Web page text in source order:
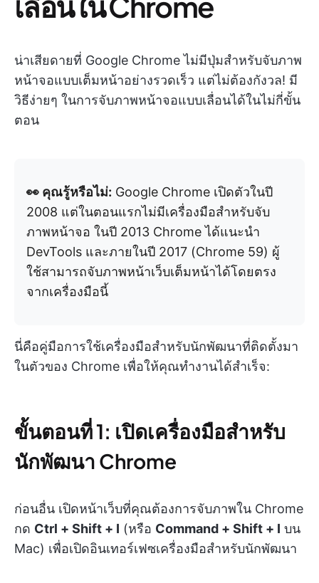
น่าเสียดายที่ Google Chrome ไม่มีปุ่มสำหรับจับภาพ
หน้าจอแบบเต็มหน้าอย่างรวดเร็ว แต่ไม่ต้องกังวล! มี
วิธีง่ายๆ ในการจับภาพหน้าจอแบบเลื่อนได้ในไม่กี่ขั้น
ตอน
👀 คุณรู้หรือไม่: Google Chrome เปิดตัวในปี
2008 แต่ในตอนแรกไม่มีเครื่องมือสำหรับจับ
ภาพหน้าจอ ในปี 2013 Chrome ได้แนะนำ
DevTools และภายในปี 2017 (Chrome 59) ผู้
ใช้สามารถจับภาพหน้าเว็บเต็มหน้าได้โดยตรง
จากเครื่องมือนี้
นี่คือคู่มือการใช้เครื่องมือสำหรับนักพัฒนาที่ติดตั้งมา
ในตัวของ Chrome เพื่อให้คุณทำงานได้สำเร็จ:
ขั้นตอนที่ 1: เปิดเครื่องมือสำหรับ
นักพัฒนา Chrome
ก่อนอื่น เปิดหน้าเว็บที่คุณต้องการจับภาพใน Chrome
กด Ctrl + Shift + I (หรือ Command + Shift + I บน
Mac) เพื่อเปิดอินเทอร์เฟซเครื่องมือสำหรับนักพัฒนา